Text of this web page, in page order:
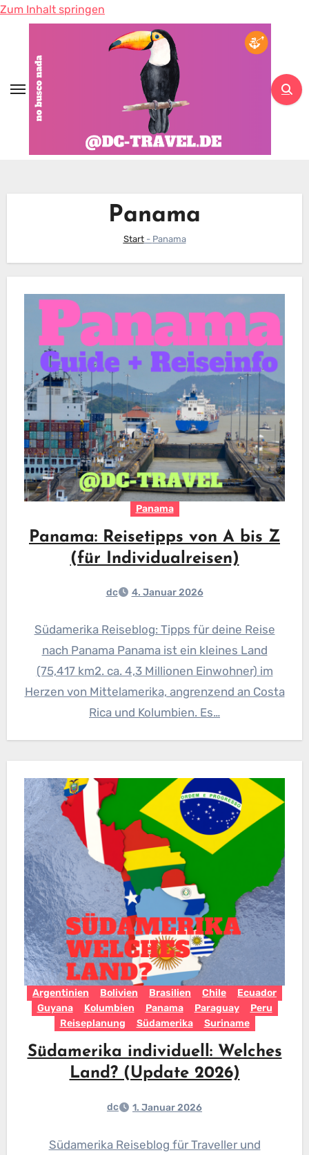
Zum Inhalt springen
Panama
Start- Panama
Panama
Panama: Reisetipps von A bis Z
(für Individualreisen)
dc 4. Januar 2026
Südamerika Reiseblog: Tipps für deine Reise
nach Panama Panama ist ein kleines Land
(75,417 km2. ca. 4,3 Millionen Einwohner) im
Herzen von Mittelamerika, angrenzend an Costa
Rica und Kolumbien. Es…
Argentinien Bolivien Brasilien Chile
Ecuador
Guyana
Kolumbien Panama Paraguay
Peru
Reiseplanung
Südamerika Suriname
Südamerika individuell: Welches
Land? (Update 2026)
dc 1. Januar 2026
Südamerika Reiseblog für Traveller und